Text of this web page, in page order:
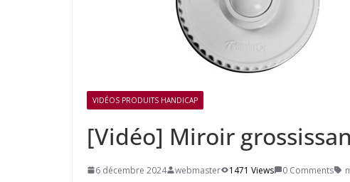
VIDÉOS PRODUITS HANDICAP
[Vidéo] Miroir
6 décembre 2024 webmaster 1471 Views 0 Comments